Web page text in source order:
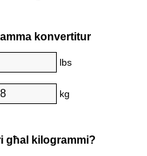
konvertitur
lbs
kg
għal kilogrammi?